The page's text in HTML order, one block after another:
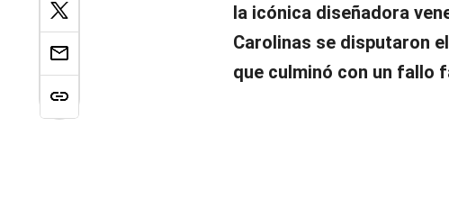
la icónica diseñadora
Carolinas se disputaron
que culminó con un fallo